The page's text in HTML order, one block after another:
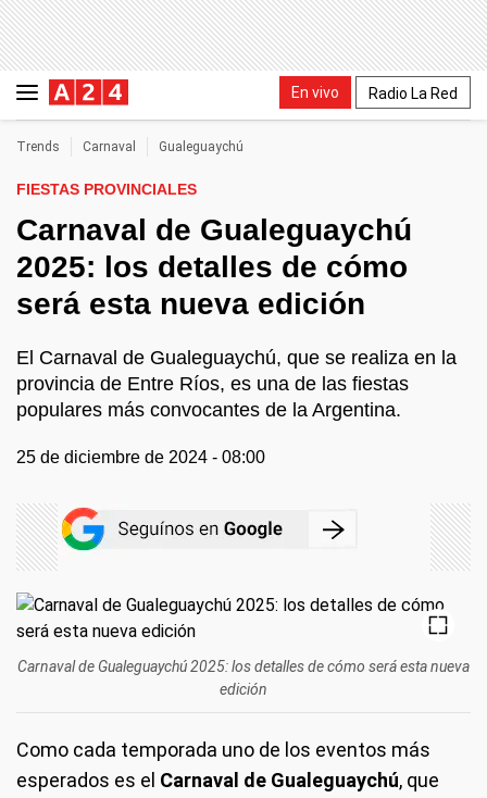
En vivo Radio La Red
Trends Carnaval Gualeguaychú
FIESTAS PROVINCIALES
Carnaval de Gualeguaychú
2025: los detalles de cómo
será esta nueva edición
El Carnaval de Gualeguaychú, que se realiza en la
provincia de Entre Ríos, es una de las fiestas
populares más convocantes de la Argentina.
25 de diciembre de 2024 - 08:00
Carnaval de Gualeguaychú 2025: los detalles de cómo será esta nueva
edición
Como cada temporada uno de los eventos más
esperados es el Carnaval de Gualeguaychú, que